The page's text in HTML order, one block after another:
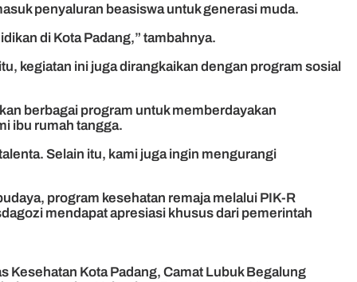
penyaluran beasiswa untuk generasi muda.
di Kota Padang,” tambahnya.
kegiatan ini juga dirangkaikan dengan program sosial
berbagai program untuk memberdayakan
ibu rumah tangga.
Selain itu, kami juga ingin mengurangi
program kesehatan remaja melalui PIK-R
mendapat apresiasi khusus dari pemerintah
Kesehatan Kota Padang, Camat Lubuk Begalung